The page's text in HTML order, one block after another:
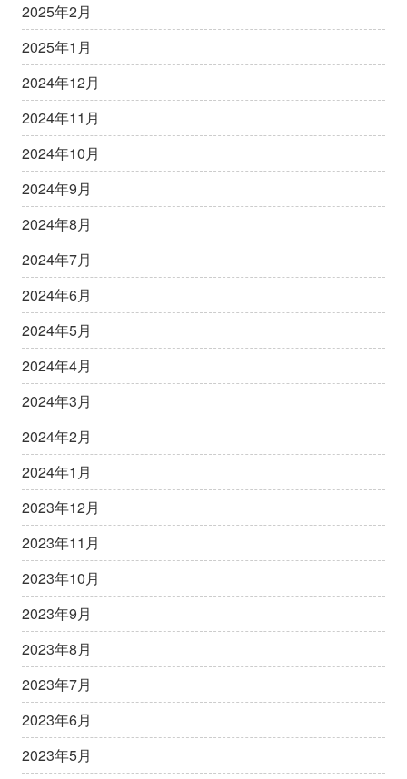
2025年2月
2025年1月
2024年12月
2024年11月
2024年10月
2024年9月
2024年8月
2024年7月
2024年6月
2024年5月
2024年4月
2024年3月
2024年2月
2024年1月
2023年12月
2023年11月
2023年10月
2023年9月
2023年8月
2023年7月
2023年6月
2023年5月